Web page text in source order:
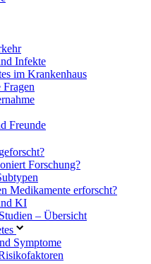
Infekte
im Krankenhaus
Freunde
Forschung?
Medikamente erforscht?
KI
– Übersicht
Symptome